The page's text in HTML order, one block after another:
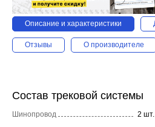
Описание и характеристики
Отзывы О производителе
Состав трековой системы
Шинопровод 2 шт.